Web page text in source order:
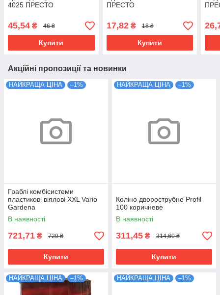
4025 ПРЕСТО
45,54 ₴ 46 ₴
Купити
ПРЕСТО
17,82₴ 18 ₴
Купити
Акційні пропозиції та новинки
НАЙКРАЩА ЦІНА –1%
Граблі комбісистеми
пластикові віялові XXL Vario
Gardena
В наявності
721,71 ₴ 729 ₴
Купити
НАЙКРАЩА ЦІНА –1%
Коліно дворострубне Profil
100 коричневе
В наявності
311,45 ₴ 314,60 ₴
Купити
НАЙКРАЩА ЦІНА –1% НАЙКРАЩА ЦІНА –1%